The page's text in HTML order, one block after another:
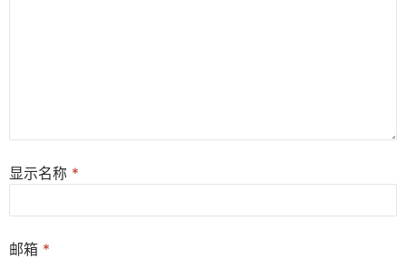
显示名称 *
邮箱 *